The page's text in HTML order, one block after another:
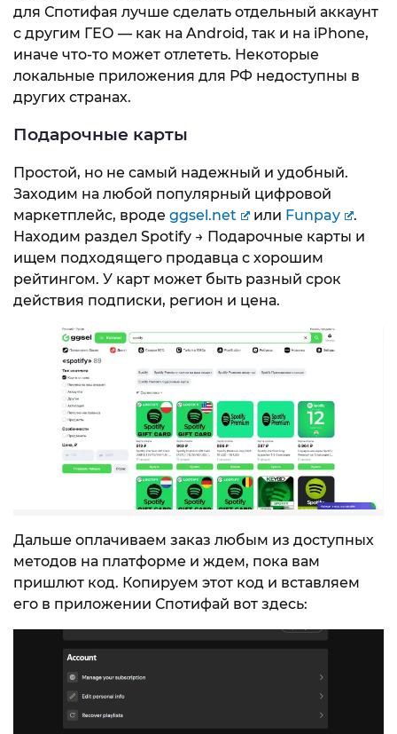
для Спотифая лучше сделать отдельный аккаунт
с другим ГЕО — как на Android, так и на iPhone,
иначе что-то может отлететь. Некоторые
локальные приложения для РФ недоступны в
других странах.
Подарочные карты
Простой, но не самый надежный и удобный.
Заходим на любой популярный цифровой
маркетплейс, вроде ggsel.net или Funpay
.
Находим раздел Spotify → Подарочные карты и
ищем подходящего продавца с хорошим
рейтингом. У карт может быть разный срок
действия подписки, регион и цена.
Дальше оплачиваем заказ любым из доступных
методов на платформе и ждем, пока вам
пришлют код. Копируем этот код и вставляем
его в приложении Спотифай вот здесь: